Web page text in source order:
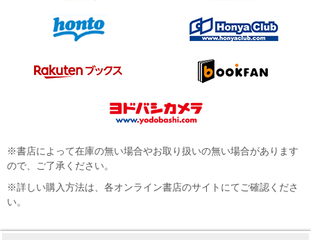
※書店によって在庫の無い場合やお取り扱いの無い場合があります
ので、ご了承ください。
※詳しい購入方法は、各オンライン書店のサイトにてご確認くださ
い。